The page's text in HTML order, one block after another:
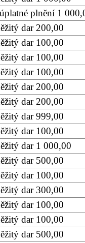
plnění 1
dar 200,00
dar 100,00
dar 100,00
dar 100,00
dar 200,00
dar 200,00
dar 999,00
dar 100,00
dar 1 000,00
dar 500,00
dar 100,00
dar 300,00
dar 100,00
dar 100,00
dar 500,00